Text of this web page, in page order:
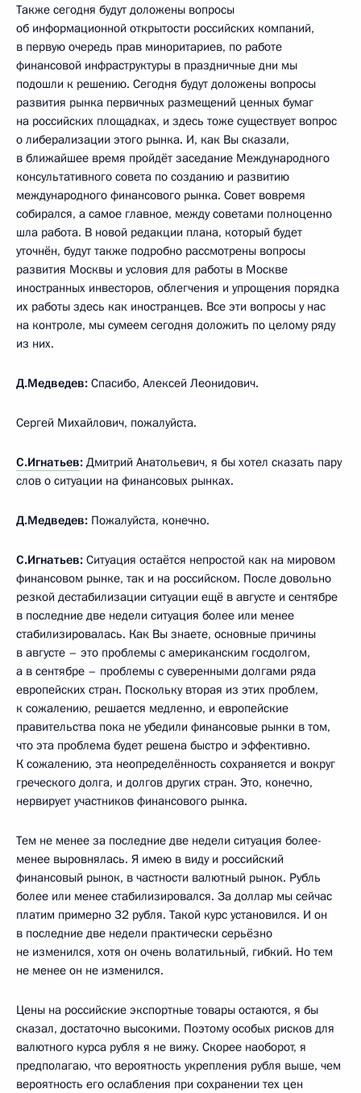
Также сегодня будут доложены вопросы
об информационной открытости российских компаний,
в первую очередь прав миноритариев, по работе
финансовой инфраструктуры в праздничные дни мы
подошли к решению. Сегодня будут доложены вопросы
развития рынка первичных размещений ценных бумаг
на российских площадках, и здесь тоже существует вопрос
о либерализации этого рынка. И, как Вы сказали,
в ближайшее время пройдёт заседание Международного
консультативного совета по созданию и развитию
международного финансового рынка. Совет вовремя
собирался, а самое главное, между советами полноценно
шла работа. В новой редакции плана, который будет
уточнён, будут также подробно рассмотрены вопросы
развития Москвы и условия для работы в Москве
иностранных инвесторов, облегчения и упрощения порядка
их работы здесь как иностранцев. Все эти вопросы у нас
на контроле, мы сумеем сегодня доложить по целому ряду
из них.
Д.Медведев: Спасибо, Алексей Леонидович.
Сергей Михайлович, пожалуйста.
С.Игнатьев: Дмитрий Анатольевич, я бы хотел сказать пару
слов о ситуации на финансовых рынках.
Д.Медведев: Пожалуйста, конечно.
С.Игнатьев: Ситуация остаётся непростой как на мировом
финансовом рынке, так и на российском. После довольно
резкой дестабилизации ситуации ещё в августе и сентябре
в последние две недели ситуация более или менее
стабилизировалась. Как Вы знаете, основные причины
в августе – это проблемы с американским госдолгом,
а в сентябре – проблемы с суверенными долгами ряда
европейских стран. Поскольку вторая из этих проблем,
к сожалению, решается медленно, и европейские
правительства пока не убедили финансовые рынки в том,
что эта проблема будет решена быстро и эффективно.
К сожалению, эта неопределённость сохраняется и вокруг
греческого долга, и долгов других стран. Это, конечно,
нервирует участников финансового рынка.
Тем не менее за последние две недели ситуация более-
менее выровнялась. Я имею в виду и российский
финансовый рынок, в частности валютный рынок. Рубль
более или менее стабилизировался. За доллар мы сейчас
платим примерно 32 рубля. Такой курс установился. И он
в последние две недели практически серьёзно
не изменился, хотя он очень волатильный, гибкий. Но тем
не менее он не изменился.
Цены на российские экспортные товары остаются, я бы
сказал, достаточно высокими. Поэтому особых рисков для
валютного курса рубля я не вижу. Скорее наоборот, я
предполагаю, что вероятность укрепления рубля выше, чем
вероятность его ослабления при сохранении тех цен